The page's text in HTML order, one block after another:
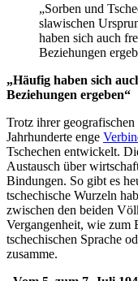
„Sorben und
slawischen
haben sich auch
Beziehungen
„Häufig haben sich
Beziehungen ergeben“
Trotz ihrer
Jahrhunderte enge
Tschechen entwickelt.
Austausch über
Bindungen. So gibt es
tschechische Wurzeln
zwischen den beiden
Vergangenheit, wie zum
tschechischen Sprache
zusamme.